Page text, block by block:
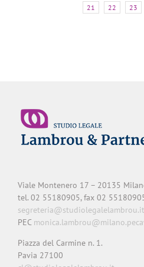
21
22 23
Viale Montenero 17 – 20135
tel. 02 55180905, fax 02
segreteria@studiolegalelambrou.it
PEC
Piazza del Carmine n. 1.
Pavia 27100